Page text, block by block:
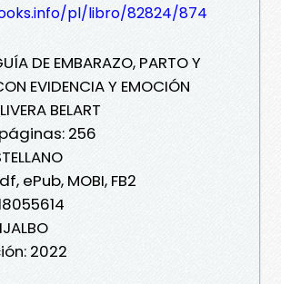
pl/libro/82824/874
DE EMBARAZO, PARTO Y
EVIDENCIA Y EMOCIÓN
BELART
256
ePub, MOBI, FB2
2022